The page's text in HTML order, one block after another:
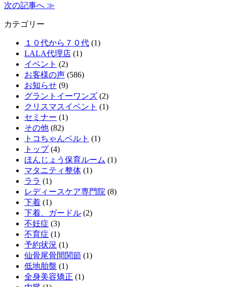
次の記事へ ≫
カテゴリー
１０代から７０代 (1)
LALA代理店 (1)
イベント (2)
お客様の声 (586)
お知らせ (9)
グラントイーワンズ (2)
クリスマスイベント (1)
セミナー (1)
その他 (82)
トコちゃんベルト (1)
トップ(4)
ほんじょう保育ルーム (1)
マタニティ整体 (1)
ララ (1)
レディースケア専門院 (8)
下着 (1)
下着、ガードル (2)
不妊症 (3)
不育症 (1)
予約状況 (1)
仙骨尾骨間関節 (1)
低地胎盤 (1)
全身美容矯正 (1)